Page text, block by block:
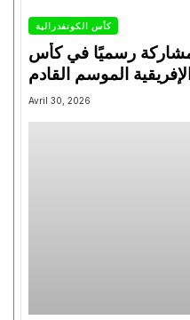
كأس الكونفدرالية
رسميًا في كأس
Avril 30, 2026